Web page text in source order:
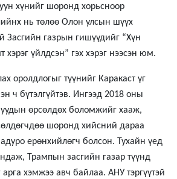
хүнийг шоронд хорьсноор
нь төлөө Олон улсын шүүх
Засгийн газрын гишүүдийг “Хүн
хэрэг үйлдсэн” гэх хэрэг нээсэн юм.
оролдлогыг түүнийг Каракаст үг
ч бүтэлгүйтэв. Ингээд 2018 оны
өрсөлдөх боломжийг хааж,
шоронд хийсний дараа
ерөнхийлөгч болсон. Тухайн үед
Трампын засгийн газар түүнд
хэмжээ авч байлаа. АНУ тэргүүтэй